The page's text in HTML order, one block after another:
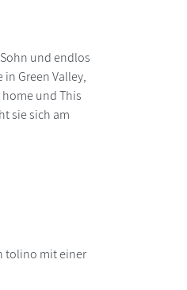
und endlos
Green Valley,
home und This
sie sich am
tolino mit einer